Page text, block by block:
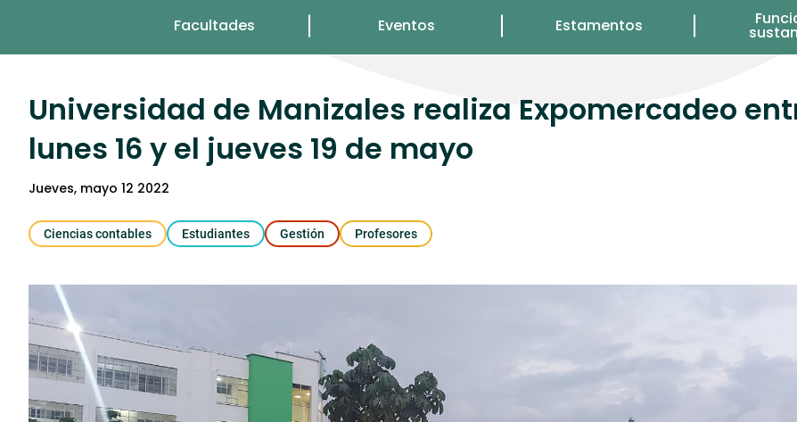
Facultades Eventos Estamentos
Universidad de Manizales realiza Expomercadeo
lunes 16 y el jueves 19 de mayo
jueves, mayo 12 2022
Ciencias contables Estudiantes Gestión Profesores